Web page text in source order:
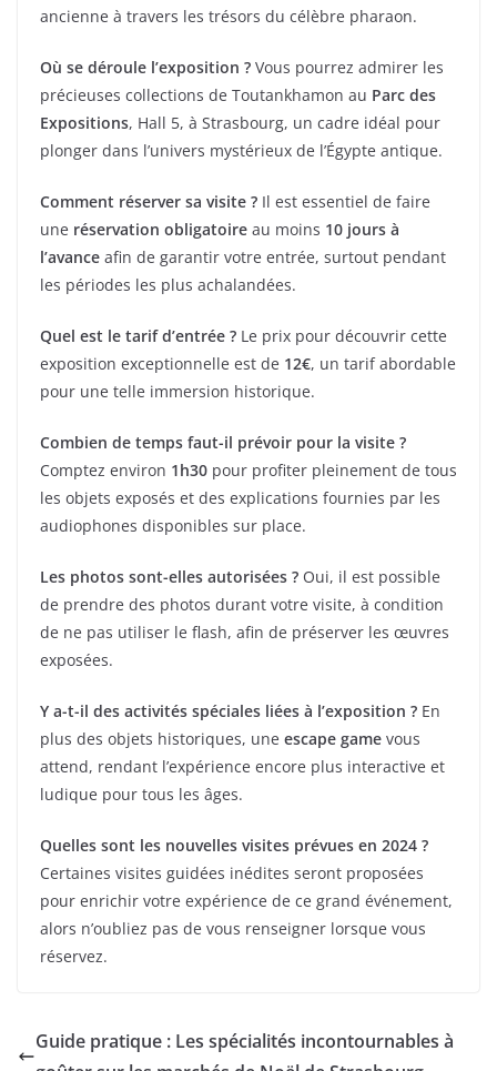
ancienne à travers les trésors du célèbre pharaon.
Où se déroule l’exposition ? Vous pourrez admirer les
précieuses collections de Toutankhamon au Parc des
Expositions, Hall 5, à Strasbourg, un cadre idéal pour
plonger dans l’univers mystérieux de l’Égypte antique.
Comment réserver sa visite ? Il est essentiel de faire
une réservation obligatoire au moins 10 jours à
l’avance afin de garantir votre entrée, surtout pendant
les périodes les plus achalandées.
Quel est le tarif d’entrée ? Le prix pour découvrir cette
exposition exceptionnelle est de 12€, un tarif abordable
pour une telle immersion historique.
Combien de temps faut-il prévoir pour la visite ?
Comptez environ 1h30 pour profiter pleinement de tous
les objets exposés et des explications fournies par les
audiophones disponibles sur place.
Les photos sont-elles autorisées ? Oui, il est possible
de prendre des photos durant votre visite, à condition
de ne pas utiliser le flash, afin de préserver les œuvres
exposées.
Y a-t-il des activités spéciales liées à l’exposition ? En
plus des objets historiques, une escape game vous
attend, rendant l’expérience encore plus interactive et
ludique pour tous les âges.
Quelles sont les nouvelles visites prévues en 2024 ?
Certaines visites guidées inédites seront proposées
pour enrichir votre expérience de ce grand événement,
alors n’oubliez pas de vous renseigner lorsque vous
réservez.
Guide pratique : Les spécialités incontournables à